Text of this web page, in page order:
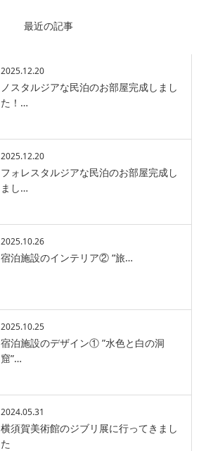
最近の記事
2025.12.20
ノスタルジアな民泊のお部屋完成しまし
た！…
2025.12.20
フォレスタルジアな民泊のお部屋完成し
まし…
2025.10.26
宿泊施設のインテリア② “旅…
2025.10.25
宿泊施設のデザイン① ”水色と白の洞
窟”…
2024.05.31
横須賀美術館のジブリ展に行ってきまし
た